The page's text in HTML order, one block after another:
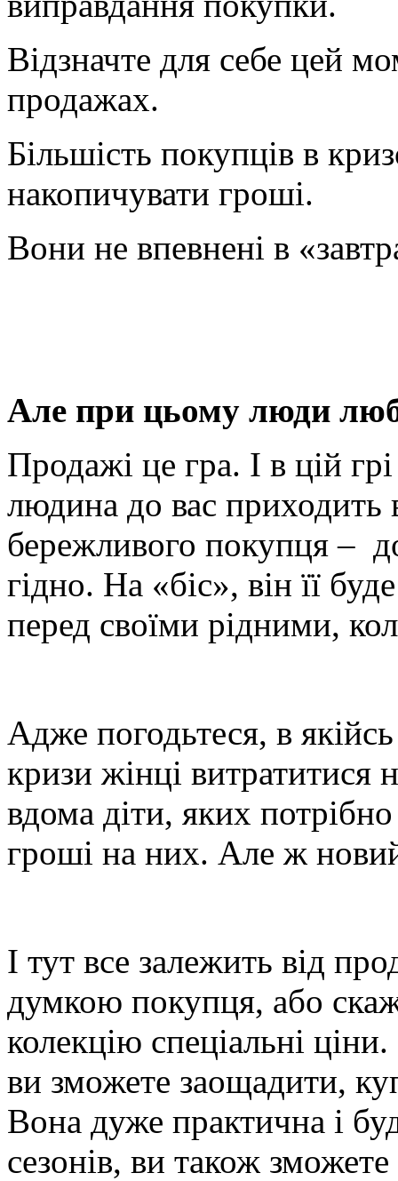
Відзначте для себе цей
продажах.
Більшість покупців в
накопичувати гроші.
Вони не впевнені в
Але при цьому люди
Продажі це гра. І в цій
людина до вас приходить
бережливого покупця –
гідно. На «біс», він її
перед своїми рідними,
Адже погодьтеся, в
кризи жінці витратитися
вдома діти, яких
гроші на них. Але ж
І тут все залежить від
думкою покупця, або
колекцію спеціальні
ви зможете заощадити,
Вона дуже практична і
сезонів, ви також